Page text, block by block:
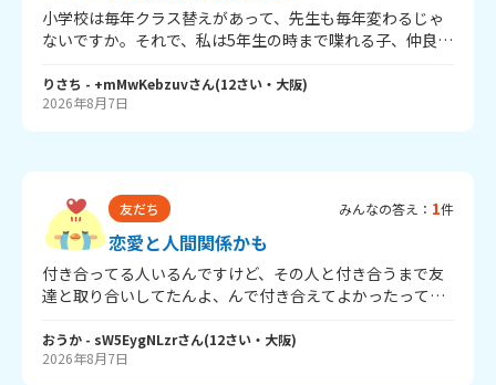
た。すごく痛かったです。 私は「えへへ。何かしちゃっ
た？そうだったらごめんね？」と言って、その場から逃げ
るように早歩きで帰りました。 また、前にもMちゃんに足
を踏まれたことがあります。その時Mちゃんは謝らず、
「謝って！」と言ってきました。私は悪いことをした覚え
がなかったけれど、その場の雰囲気で「ご、ごめんね？」
りがとうは？」と言われました。言わないといけないよう
な空気になって、私は「ありがとう」と言いました。 Mち
ゃんは他の友達には普通に優しくしているのに、私にだけ
こういう態度をとります。 最近はMちゃんと一緒にいると
楽しいよりも緊張することが多いです。怖くてⅯちゃんに
泣きながら、布団にもぐったら、布団をはがして、「ちゃ
んと言いなさい！！」と怒鳴られました。先生には怖くて
小学校は毎年クラス替えがあって、先生も毎年変わるじゃ
ないですか。それで、私は5年生の時まで喋れる子、仲良い
ですけど、今年は違って…3組まであって5年の最後の方か
ら仲良くなった、Rちゃんがいるんですね。Rちゃんは5年
ちゃんがいたんです。Mちゃんは独占欲も強いし、3人組ト
ラブルが多かったらしくて私に「Rちゃんに近づかない
で！」ってめっちゃ言ったりして。そして、そのグルー
プ？を抜けて、席が近くなって仲良くなったSちゃんと、そ
の友達のNちゃんと遊ぶようになったんですね。ちょうど
雰囲気も合ってると思ったし、1番ゆるいかなって思ったん
です。でもそこでも2：1になって…でも2人がある日、私
にたくさん話しかけて、休み時間とか放課後あそぼ！って
声かけてくれたんです。そして、その理由が、2人が喧嘩し
りさち - +mMwKebzuvさん(12さい・ 大阪)
2026年8月7日
友だち みんなの答え： 1件
恋愛と人間関係かも
付き合ってる人いるんですけど、その人と付き合うまで友
達と取り合いしてたんよ、んで付き合えてよかったって思
たりしてるんよ、それやめてといっても聞いてくれません
どうしたらいいですか
おうか - sW5EygNLzrさん(12さい・ 大阪)
2026年8月7日